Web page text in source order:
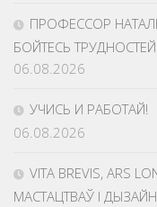
ПРОФЕССОР
БОЙТЕСЬ
06.08.2026
УЧИСЬ И РАБОТАЙ!
06.08.2026
VITA BREVIS, ARS
МАСТАЦТВАЎ І